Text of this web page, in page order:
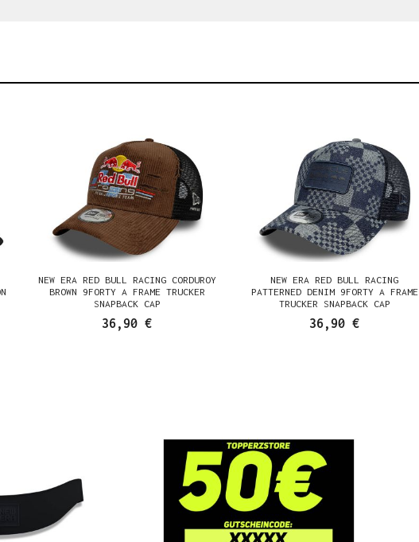
NEW ERA RED BULL RACING CORDUROY
BROWN 9FORTY A FRAME TRUCKER
SNAPBACK CAP
36,90 €
NEW ERA RED BULL RACING
PATTERNED DENIM 9FORTY A FRAME
TRUCKER SNAPBACK CAP
36,90 €